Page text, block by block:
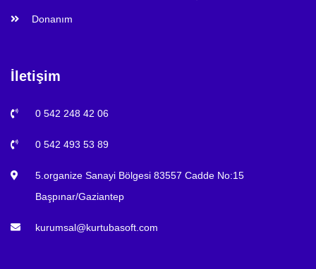
Donanım
İletişim
0 542 248 42 06
0 542 493 53 89
5.organize Sanayi Bölgesi 83557 Cadde No:15
Başpınar/Gaziantep
kurumsal@kurtubasoft.com